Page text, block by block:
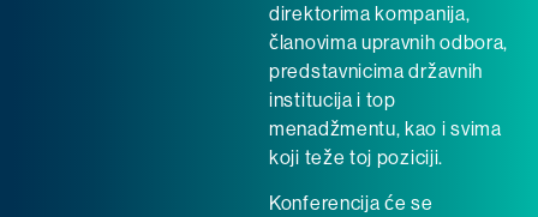
direktorima kompanija,
članovima upravnih odbora,
predstavnicima državnih
institucija i top
menadžmentu, kao i svima
koji teže toj poziciji.
Konferencija će se